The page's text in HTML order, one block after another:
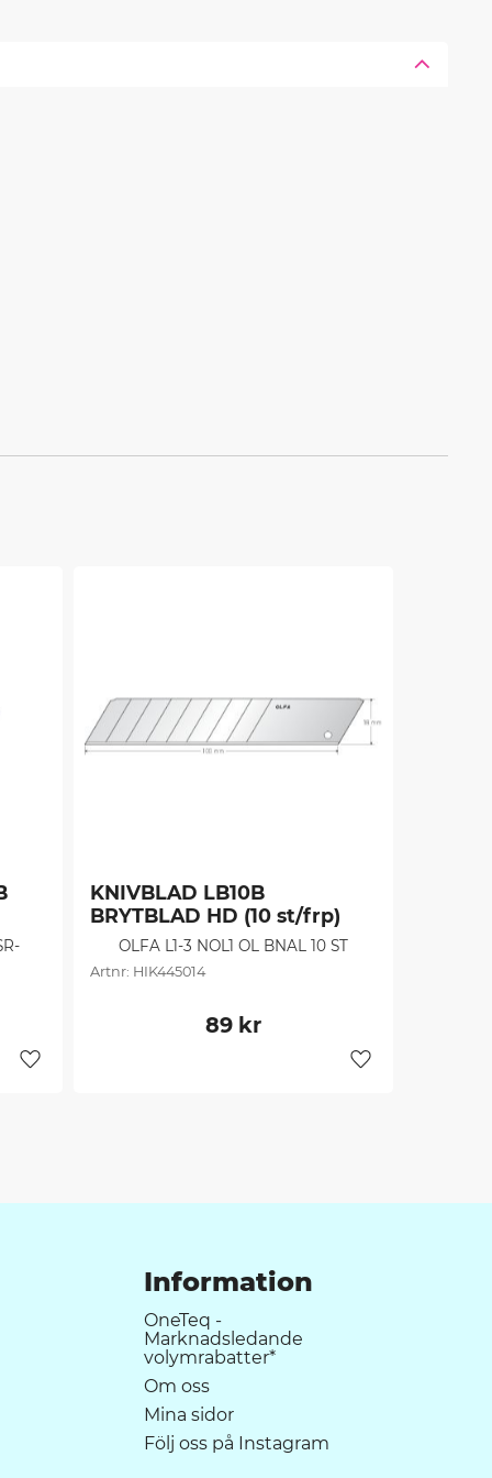
Lägg till i favoriter
KNIVBLAD LB10B
BRYTBLAD HD (10 st/frp)
OLFA L1-3 NOL1 OL BNAL 10 ST
HIK445014
89 kr
Lägg till i
Information
OneTeq -
Marknadsledande
volymrabatter*
Om oss
Mina sidor
Följ oss på Instagram